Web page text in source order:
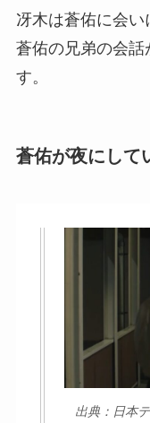
冴木は蒼佑に会い
蒼佑の兄弟の会話
す。
蒼佑が夜にして
出典：日本